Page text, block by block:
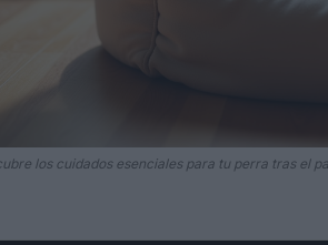
los cuidados esenciales para tu perra tras el